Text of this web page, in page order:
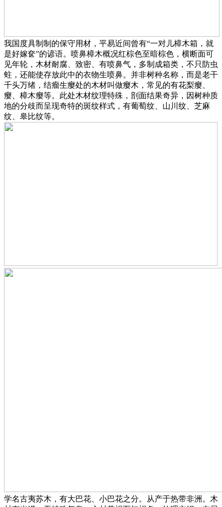
我国度具制制的保守用材，平易近间曾有“一对儿樟木箱，就
是好嫁奁”的谚语。喷鼻樟木概况红棕色至暗棕色，横断面可
见年轮，木材耐腐、致密、有喷鼻气，多制成箱类，不只防虫
蛀，还能使存放此中的衣物生喷鼻。并非树种名称，而是老干
千头万绪，结瘤生瘿处的木材叫做瘿木，常见的有花梨瘿、
瘿、樟木瘿等。此处木材纹理特殊，剖面结果奇异，因树种质
地的分歧而呈现奇特的斑纹样式，有葡萄纹、山川纹、芝麻
纹、皋比纹等。
学名古夷苏木，有大巴花、小巴花之分。从产于热带非洲。木